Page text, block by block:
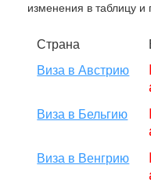
изменения в таблицу и
Страна
Виза в Австрию
Виза в Бельгию
Виза в Венгрию